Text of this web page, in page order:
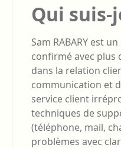
Qui suis-
Sam RABARY est
confirmé avec plus
dans la relation
communication et
service client
techniques de
(téléphone, mail,
problèmes avec